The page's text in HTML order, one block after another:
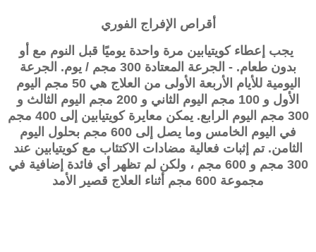
أقراص الإفراج الفوري
يجب إعطاءكويتيابين مرة واحدة يوميًا قبل النوم مع أو
بدون طعام. - الجرعة المعتادة 300 مجم / يوم. الجرعة
اليومية للأيام الأربعة الأولى من العلاج هي 50 مجم اليوم
الأول و 100 مجم اليوم الثاني و 200 مجم اليوم الثالث و
300 مجم اليوم الرابع. يمكن معايرة
كويتيابين
إلى 400 مجم
في اليوم الخامس وما يصل إلى 600 مجم بحلول اليوم
الثامن. تم إثبات فعالية مضادات الاكتئاب معكويتيابين عند
300 مجم و 600 مجم ، ولكن لم تظهر أي فائدة إضافية في
مجموعة 600 مجم أثناء العلاج قصير الأمد